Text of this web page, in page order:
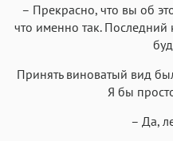
– Прекрасно, что вы об
что именно так. Последний
Принять виноватый вид
Я бы
– Да,